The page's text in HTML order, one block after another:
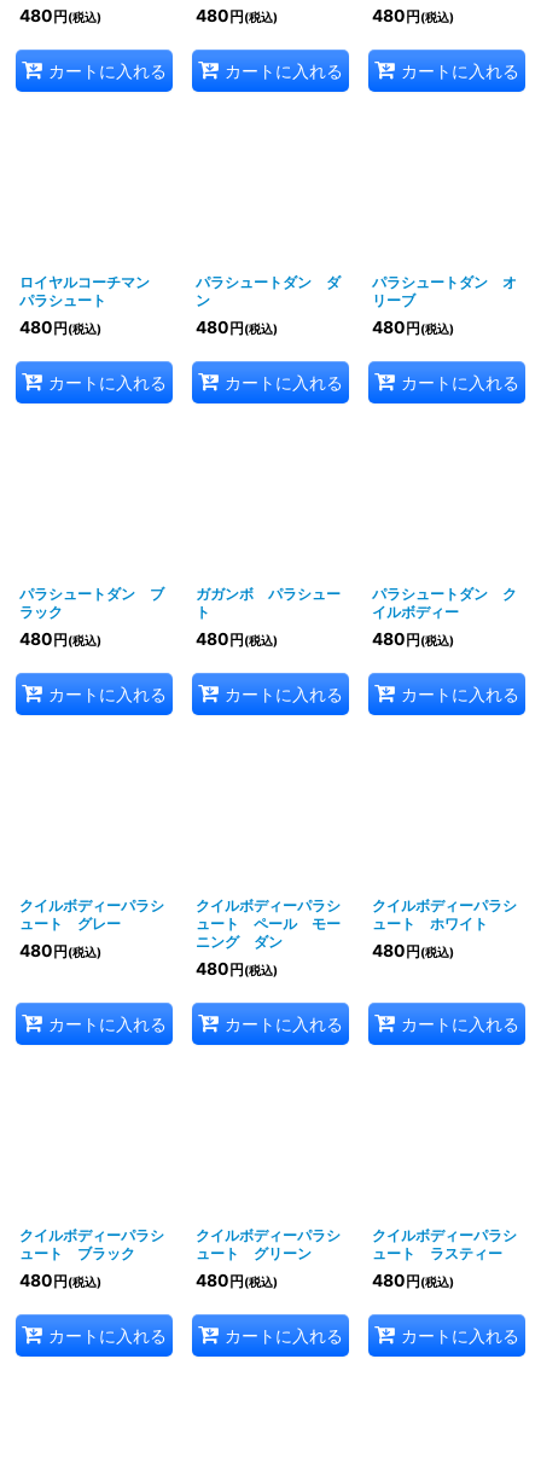
480 円 (税込)
カートに入れる
480 円 (税込)
カートに入れる
480 円 (税込)
カートに入れる
ロイヤルコーチマン
パラシュート
480 円 (税込)
カートに入れる
パラシュートダン ダ
ン
480 円 (税込)
カートに入れる
パラシュートダン オ
リーブ
480 円 (税込)
カートに入れる
パラシュートダン ブ
ラック
480 円 (税込)
カートに入れる
ガガンボ パラシュー
ト
480 円 (税込)
カートに入れる
パラシュートダン ク
イルボディー
480 円 (税込)
カートに入れる
クイルボディーパラシ
ュート グレー
480 円 (税込)
カートに入れる
クイルボディーパラシ
ュート ペール モー
ニング ダン
480 円 (税込)
カートに入れる
クイルボディーパラシ
ュート ホワイト
480 円 (税込)
カートに入れる
クイルボディーパラシ
ュート ブラック
480 円 (税込)
カートに入れる
クイルボディーパラシ
ュート グリーン
480 円 (税込)
カートに入れる
クイルボディーパラシ
ュート ラスティー
480 円 (税込)
カートに入れる